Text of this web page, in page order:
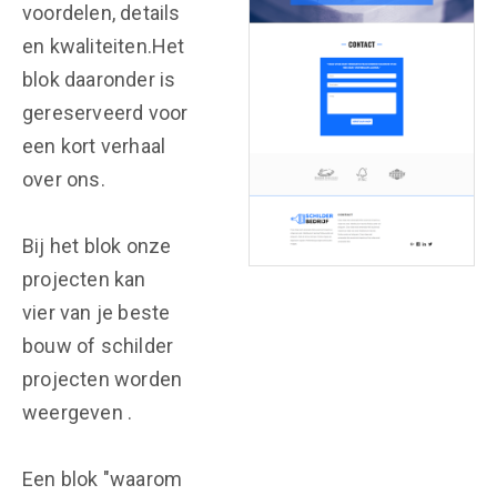
voordelen, details
en kwaliteiten.Het
blok daaronder is
gereserveerd voor
een kort verhaal
over ons.
Bij het blok onze
projecten kan
vier van je beste
bouw of schilder
projecten worden
weergeven .
Een blok "waarom